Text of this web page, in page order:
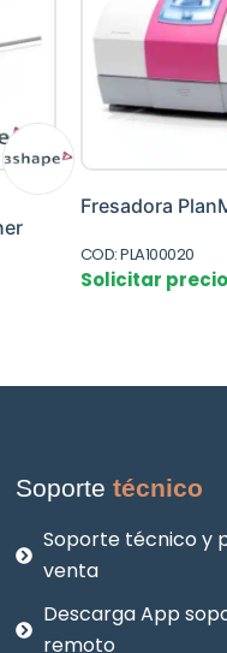
Fresadora
COD: PLA100020
Solicitar precio
Soportetécnico
Soporte técnico y
venta
Descarga App
remoto